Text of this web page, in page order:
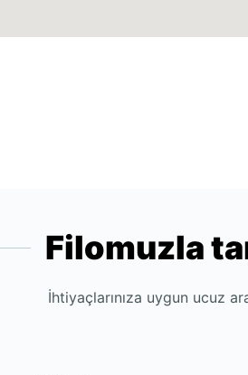
Filomuzla
İhtiyaçlarınıza uygun ucuz